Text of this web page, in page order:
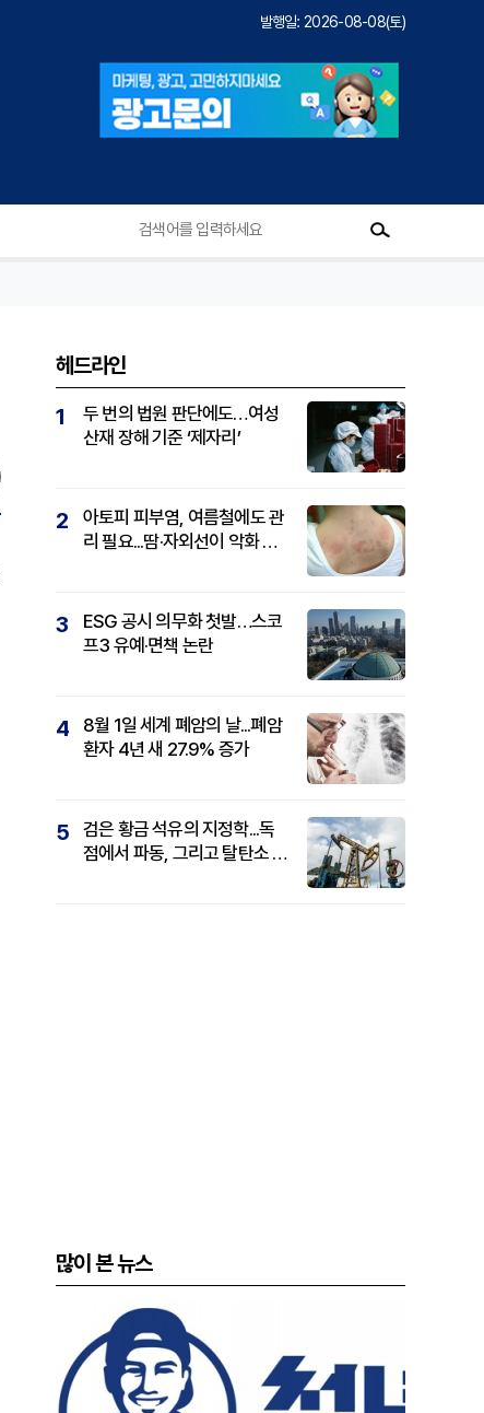
발행일: 2026-08-08(토)
헤드라인
1
두 번의 법원 판단에도…여성
산재 장해 기준 ‘제자리’
2
아토피 피부염, 여름철에도 관
리 필요...땀·자외선이 악화 요
3
ESG 공시 의무화 첫발…스코
프3 유예·면책 논란
4
8월 1일 세계 폐암의 날...폐암
환자 4년 새 27.9% 증가
5
검은 황금 석유의 지정학...독
점에서 파동, 그리고 탈탄소 패
많이 본 뉴스